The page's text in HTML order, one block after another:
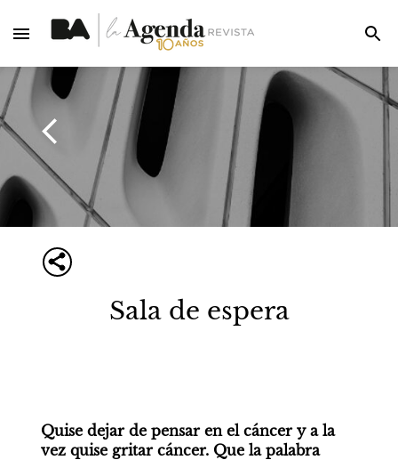
Sala de espera
Quise dejar de pensar en el cáncer y a la
vez quise gritar cáncer. Que la palabra